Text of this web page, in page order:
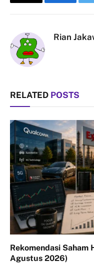
Copy
Rian
RELATED POSTS
Rekomendasi Saham
Agustus 2026)